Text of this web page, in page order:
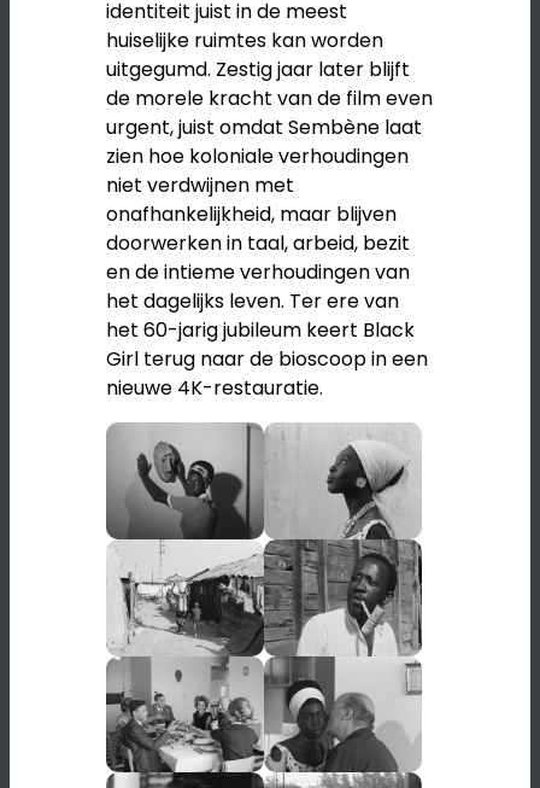
identiteit juist in de meest
huiselijke ruimtes kan worden
uitgegumd. Zestig jaar later blijft
de morele kracht van de film even
urgent, juist omdat Sembène laat
zien hoe koloniale verhoudingen
niet verdwijnen met
onafhankelijkheid, maar blijven
doorwerken in taal, arbeid, bezit
en de intieme verhoudingen van
het dagelijks leven. Ter ere van
het 60-jarig jubileum keert Black
Girl terug naar de bioscoop in een
nieuwe 4K-restauratie.